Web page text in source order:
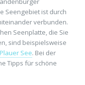
Seengebiet ist durch
verbunden.
Seenplatte, die Sie
sind beispielsweise
Plauer See. Bei der
Tipps für schöne